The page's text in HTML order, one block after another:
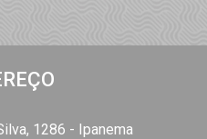
1286 - Ipanema